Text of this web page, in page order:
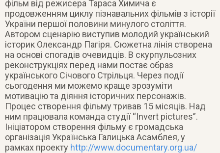
фільм від режисера Тараса Химича є
продовженням циклу пізнавальних фільмів з історії
України першої половини минулого століття.
Автором сценарію виступив молодий український
історик Олександр Пагіря. Сюжетна лінія створена
на основі спогадів очевидців. В скурпульозних
реконструкціях перед нами постає образ
українського Січового Стрільця. Через події
сьогодення ми можемо краще зрозуміти
мотивацію та діяння історичних персонажів.
Процес створення фільму тривав 15 місяців. Над
ним працювала команда студії “Invert pictures”.
Ініціатором створення фільму є громадська
організація Українська Галицька Асамблея, у
рамках проекту http://www.documentary.org.ua/